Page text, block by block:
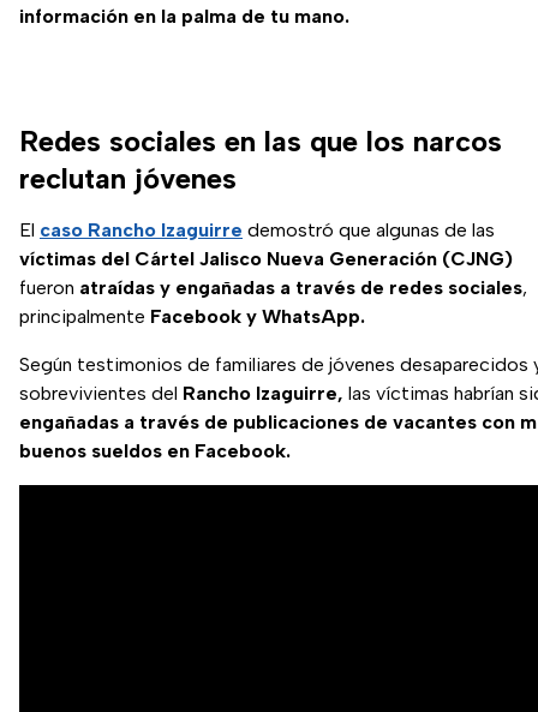
información en la palma de tu mano.
Redes sociales en las que los narcos
reclutan jóvenes
El caso Rancho Izaguirre demostró que algunas de las
víctimas del Cártel Jalisco Nueva Generación (CJNG)
fueron atraídas y engañadas a través de redes sociales,
principalmente Facebook y WhatsApp.
Según testimonios de familiares de jóvenes desaparecidos
sobrevivientes del Rancho Izaguirre, las víctimas habrían
engañadas a través de publicaciones de vacantes con
buenos sueldos en Facebook.